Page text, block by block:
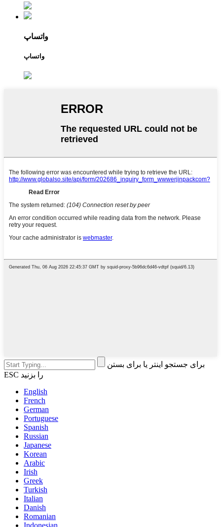
واتساپ
واتساپ
برای جستجو اینتر یا برای بستن
ESC را بزنید
English
French
German
Portuguese
Spanish
Russian
Japanese
Korean
Arabic
Irish
Greek
Turkish
Italian
Danish
Romanian
Indonesian